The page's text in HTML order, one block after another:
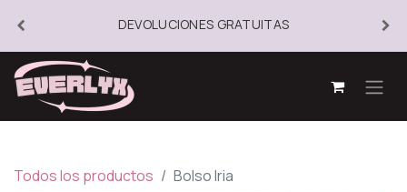
DEVOLUCIONES GRATUITAS
Todos los productos Bolso Iria